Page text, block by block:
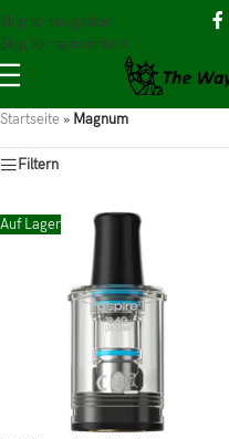
Skip to navigation
Skip to main content
Startseite » Magnum
Filtern
Auf Lager